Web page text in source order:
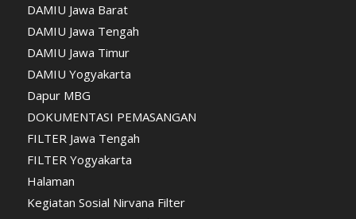
DAMIU Jawa Barat
DAMIU Jawa Tengah
DAMIU Jawa Timur
DAMIU Yogyakarta
Dapur MBG
DOKUMENTASI PEMASANGAN
FILTER Jawa Tengah
FILTER Yogyakarta
Halaman
Kegiatan Sosial Nirvana Filter